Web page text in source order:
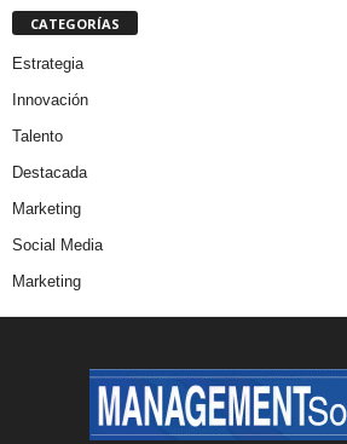
CATEGORÍAS
Estrategia
Innovación
Talento
Destacada
Marketing
Social Media
Marketing